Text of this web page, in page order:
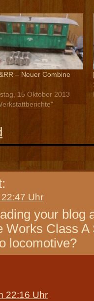
– Neuer Combine
15 Oktober 2013
Uhr
your blog
Works Class A
locomotive?
22:16 Uhr